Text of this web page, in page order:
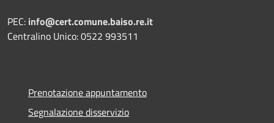
PEC: info@cert.comune.baiso.re.it
Centralino Unico: 0522 993511
Prenotazione appuntamento
Segnalazione disservizio